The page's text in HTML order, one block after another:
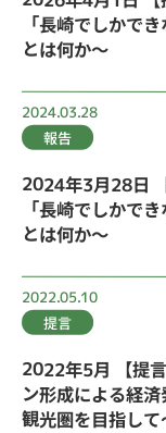
「長崎でしかで
とは何か～
2024.03.28
報告
2024年3月28日
「長崎でしかで
とは何か～
2022.05.10
提言
2022年5月 【提
ン形成による経
観光圏を目指して